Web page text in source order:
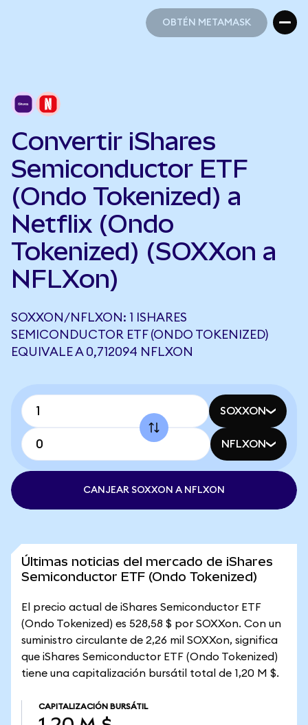
OBTÉN METAMASK
Convertir iShares
Semiconductor ETF
(Ondo Tokenized) a
Netflix (Ondo
Tokenized) (SOXXon a
NFLXon)
SOXXON/NFLXON: 1 ISHARES
SEMICONDUCTOR ETF (ONDO TOKENIZED)
EQUIVALE A 0,712094 NFLXON
SOXXON
NFLXON
CANJEAR SOXXON A NFLXON
Últimas noticias del mercado de iShares
Semiconductor ETF (Ondo Tokenized)
El precio actual de iShares Semiconductor ETF
(Ondo Tokenized) es 528,58 $ por SOXXon. Con un
suministro circulante de 2,26 mil SOXXon, significa
que iShares Semiconductor ETF (Ondo Tokenized)
tiene una capitalización bursátil total de 1,20 M $.
CAPITALIZACIÓN BURSÁTIL